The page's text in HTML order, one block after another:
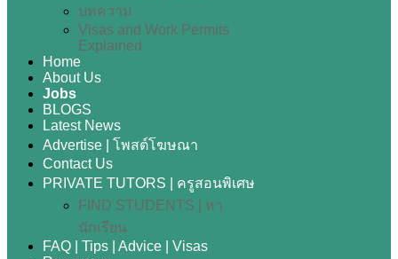
บทความ
Visas and Work Permits
Explained
Home
About Us
Jobs
BLOGS
Latest News
Advertise | โพสต์โฆษณา
Contact Us
PRIVATE TUTORS | ครูสอนพิเศษ
FIND STUDENTS | หา
นักเรียน
FAQ | Tips | Advice | Visas